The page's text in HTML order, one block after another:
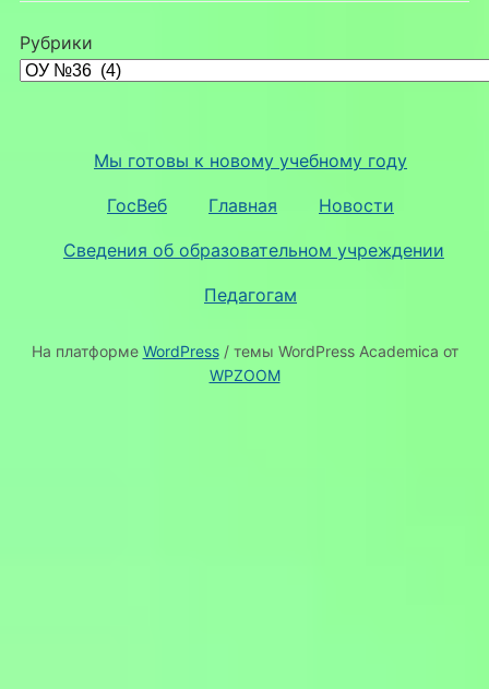
Рубрики
Мы готовы к новому учебному году
ГосВеб Главная Новости
Сведения об образовательном учреждении
Педагогам
На платформе WordPress/ темы WordPress Academica от
WPZOOM